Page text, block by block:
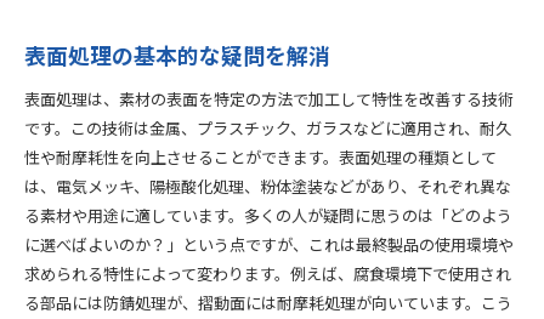
表面処理の基本的な疑問を解消
表面処理は、素材の表面を特定の方法で加工して特性を改善する技術
です。この技術は金属、プラスチック、ガラスなどに適用され、耐久
性や耐摩耗性を向上させることができます。表面処理の種類として
は、電気メッキ、陽極酸化処理、粉体塗装などがあり、それぞれ異な
る素材や用途に適しています。多くの人が疑問に思うのは「どのよう
に選べばよいのか？」という点ですが、これは最終製品の使用環境や
求められる特性によって変わります。例えば、腐食環境下で使用され
る部品には防錆処理が、摺動面には耐摩耗処理が向いています。こう